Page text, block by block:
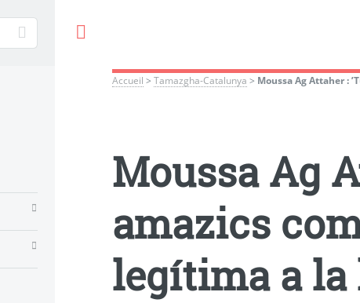
Accueil >Tamazgha-Catalunya > Moussa Ag Attaher :
Moussa Ag
amazics
legítima a la